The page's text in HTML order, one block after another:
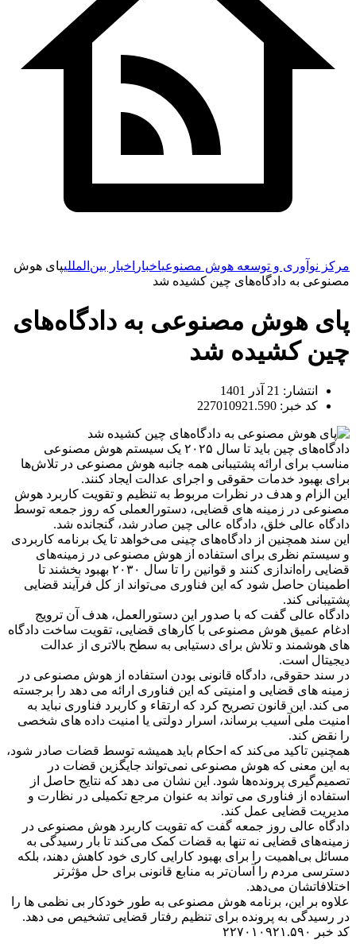
مرکز نوآوری و توسعه هوش مصنوعیاخبار اخبار بین‌المللیپای هوش
مصنوعی به دادگاه‌های چین کشیده شد
پای هوش مصنوعی به دادگاه‌های
چین کشیده شد
انتشار: 21 آذر 1401
کد خبر: 227010921.590
دادگاه‌های چین باید تا سال ۲۰۲۵ یک سیستم هوش مصنوعی
مناسب برای ارائه پشتیبانی همه جانبه هوش مصنوعی در تلاش‌ها
برای بهبود خدمات حقوقی و اجرای عدالت ایجاد کنند.
این الزام و هدف در نظرات مربوط به تنظیم و تقویت کاربرد هوش
مصنوعی در زمینه های قضایی، دستورالعملی که روز جمعه توسط
دادگاه عالی خلق، دادگاه عالی چین صادر شد، گنجانده شد.
این سند همچنین از دادگاه‌های چینی می‌خواهد تا یک برنامه کاربردی
و سیستم نظری برای استفاده از هوش مصنوعی در زمینه‌های
قضایی راه‌اندازی کنند و قوانین را تا سال ۲۰۳۰ بهبود بخشند تا
اطمینان حاصل شود که این فناوری می‌تواند از کل فرآیند قضایی
پشتیبانی کند.
دادگاه عالی گفت که با صدور این دستورالعمل، هدف آن ترویج
ادغام عمیق هوش مصنوعی با کارهای قضایی، تقویت ساخت دادگاه
های هوشمند و تلاش برای دستیابی به سطح بالاتری از عدالت
دیجیتال است.
در سند حقوقی، دادگاه قانونی بودن استفاده از هوش مصنوعی در
زمینه های قضایی و امنیتی که این فناوری ارائه می دهد را برجسته
می کند. این قانون تصریح کرد که ارتقاء و کاربرد فناوری نباید به
امنیت ملی آسیب برساند، اسرار دولتی یا امنیت داده های شخصی
را نقض کند.
همچنین تاکید می‌کند که احکام باید همیشه توسط قضات صادر شود،
به این معنی که هوش مصنوعی نمی‌تواند جایگزین قضات در
تصمیم‌گیری پرونده‌ها شود. این نشان می دهد که نتایج حاصل از
استفاده از فناوری می تواند به عنوان مرجع تکمیلی در نظارت و
مدیریت قضایی عمل کند.
دادگاه عالی روز جمعه گفت که تقویت کاربرد هوش مصنوعی در
زمینه‌های قضایی نه تنها به قضات کمک می‌کند تا بار رسیدگی به
مسائل بی‌اهمیت را برای بهبود کارایی کاری خود کاهش دهند، بلکه
دسترسی مردم را آسان‌تر به منابع قانونی برای حل مؤثرتر
اختلافاتشان می‌دهد.
علاوه بر این، برنامه هوش مصنوعی به طور خودکار بی نظمی ها را
در رسیدگی به پرونده برای تنظیم رفتار قضایی تشخیص می دهد.
کد خبر ۲۲۷۰۱۰۹۲۱.۵۹۰